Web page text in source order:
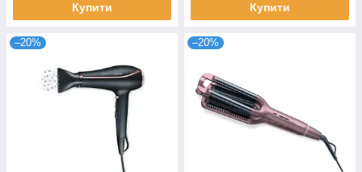
Купити Купити
–20% –20%